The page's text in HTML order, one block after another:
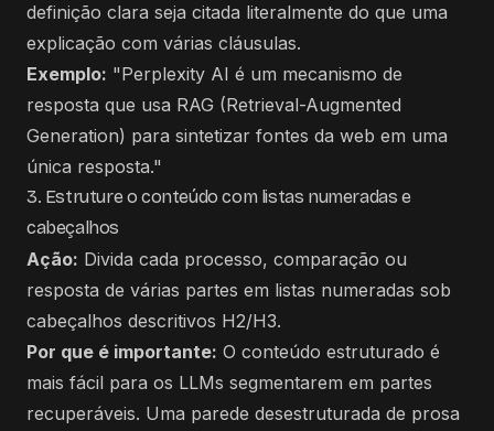
definição clara seja citada literalmente do que uma
explicação com várias cláusulas.
Exemplo: "Perplexity AI é um mecanismo de
resposta que usa RAG (Retrieval-Augmented
Generation) para sintetizar fontes da web em uma
única resposta."
3. Estruture o conteúdo com listas numeradas e
cabeçalhos
Ação: Divida cada processo, comparação ou
resposta de várias partes em listas numeradas sob
cabeçalhos descritivos H2/H3.
Por que é importante: O conteúdo estruturado é
mais fácil para os LLMs segmentarem em partes
recuperáveis. Uma parede desestruturada de prosa